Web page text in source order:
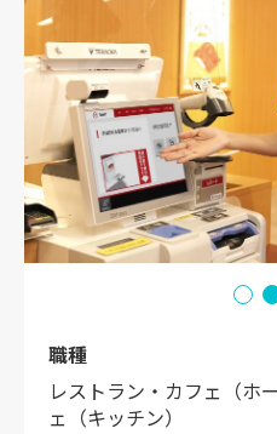
職種
レストラン・カフェ（ホ
ェ（キッチン）